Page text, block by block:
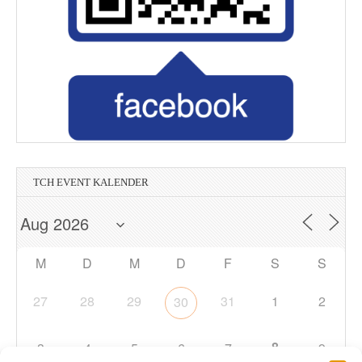
TCH EVENT KALENDER
M D M D F S S
27 28 29 30 31 1 2
3 4 5 6 7 8 9